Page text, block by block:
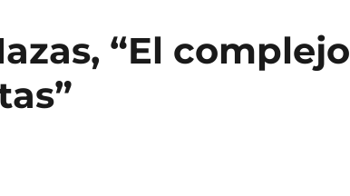
“El complejo